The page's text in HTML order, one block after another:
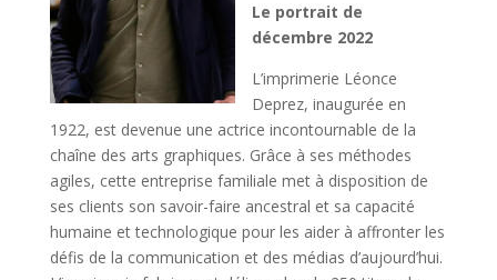
Le portrait de
décembre 2022
L’imprimerie Léonce
Deprez, inaugurée en
1922, est devenue une actrice incontournable de la
chaîne des arts graphiques. Grâce à ses méthodes
agiles, cette entreprise familiale met à disposition de
ses clients son savoir-faire ancestral et sa capacité
humaine et technologique pour les aider à affronter les
défis de la communication et des médias d’aujourd’hui.